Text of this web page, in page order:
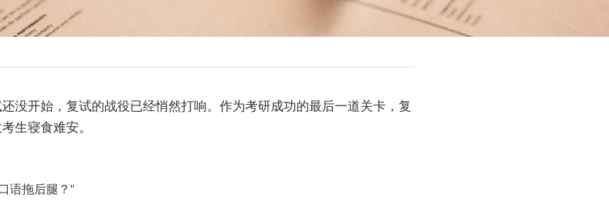
没开始，复试的战役已经悄然打响。作为考研成功的最后一道关卡，复
生寝食难安。
语拖后腿？"